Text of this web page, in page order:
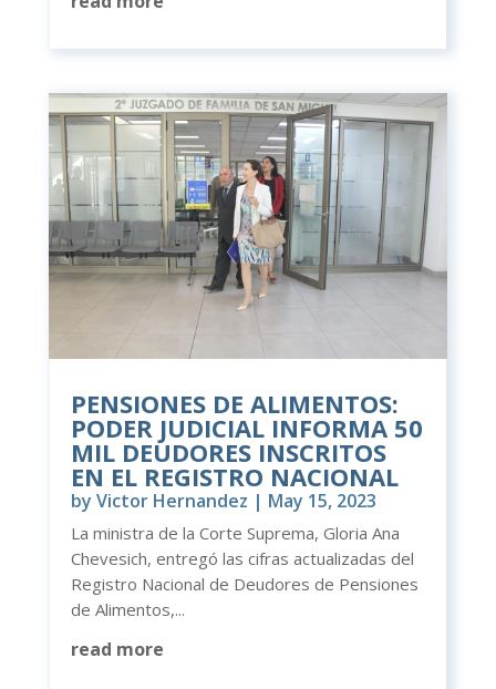
PENSIONES DE ALIMENTOS:
PODER JUDICIAL INFORMA 50
MIL DEUDORES INSCRITOS
EN EL REGISTRO NACIONAL
by Victor Hernandez | May 15, 2023
La ministra de la Corte Suprema, Gloria Ana
Chevesich, entregó las cifras actualizadas del
Registro Nacional de Deudores de Pensiones
de Alimentos,...
read more